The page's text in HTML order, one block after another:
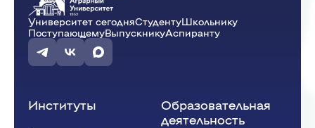
Университет сегодняСтудентуШкольнику
ПоступающемуВыпускникуАспиранту
Институты
Образовательная
деятельность